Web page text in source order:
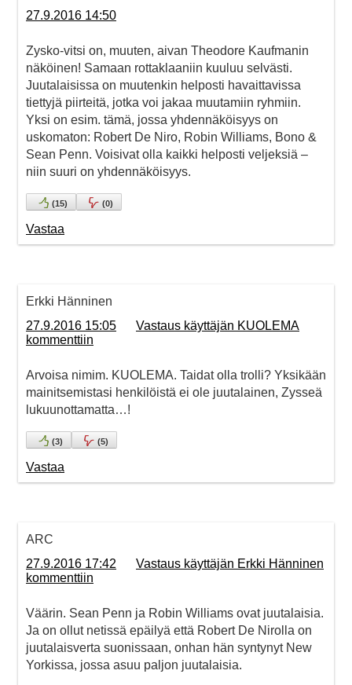
27.9.2016 14:50
Zysko-vitsi on, muuten, aivan Theodore Kaufmanin
näköinen! Samaan rottaklaaniin kuuluu selvästi.
Juutalaisissa on muutenkin helposti havaittavissa
tiettyjä piirteitä, jotka voi jakaa muutamiin ryhmiin.
Yksi on esim. tämä, jossa yhdennäköisyys on
uskomaton: Robert De Niro, Robin Williams, Bono &
Sean Penn. Voisivat olla kaikki helposti veljeksiä –
niin suuri on yhdennäköisyys.
(15) (0)
Vastaa
Erkki Hänninen
27.9.2016 15:05
Vastaus käyttäjän KUOLEMA
kommenttiin
Arvoisa nimim. KUOLEMA. Taidat olla trolli? Yksikään
mainitsemistasi henkilöistä ei ole juutalainen, Zysseä
lukuunottamatta…!
(3) (5)
Vastaa
ARC
27.9.2016 17:42
Vastaus käyttäjän Erkki Hänninen
kommenttiin
Väärin. Sean Penn ja Robin Williams ovat juutalaisia.
Ja on ollut netissä epäilyä että Robert De Nirolla on
juutalaisverta suonissaan, onhan hän syntynyt New
Yorkissa, jossa asuu paljon juutalaisia.